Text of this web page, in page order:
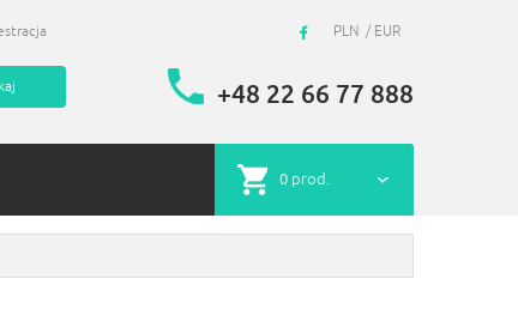
0 prod.
+48 22 66 77 888
PLN EUR